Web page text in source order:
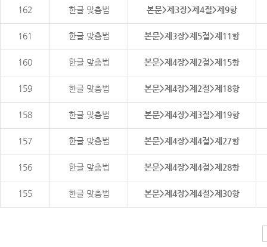
162 한글 맞춤법 본문>제3장>제4절>제9항
161 한글 맞춤법 본문>제3장>제5절>제11항
160 한글 맞춤법 본문>제4장>제2절>제15항
159 한글 맞춤법 본문>제4장>제2절>제18항
158 한글 맞춤법 본문>제4장>제3절>제19항
157 한글 맞춤법 본문>제4장>제4절>제27항
156 한글 맞춤법 본문>제4장>제4절>제28항
155 한글 맞춤법 본문>제4장>제4절>제30항